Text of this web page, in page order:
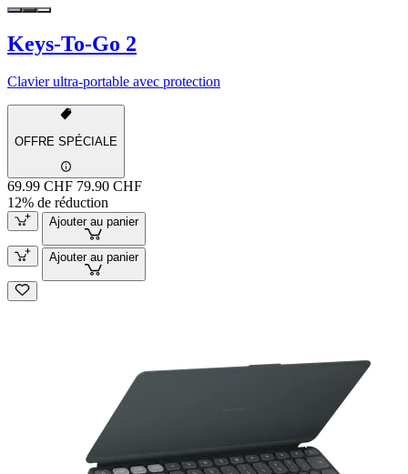
Keys-To-Go 2
Clavier ultra-portable avec protection
OFFRE SPÉCIALE
69.99 CHF 79.90 CHF
12% de réduction
Ajouter au panier
Ajouter au panier